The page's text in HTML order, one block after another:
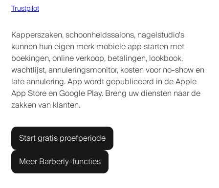
Trustpilot
Kapperszaken, schoonheidssalons, nagelstudio's
kunnen hun eigen merk mobiele app starten met
boekingen, online verkoop, betalingen, lookbook,
wachtlijst, annuleringsmonitor, kosten voor no-show en
late annulering. App wordt gepubliceerd in de Apple
App Store en Google Play. Breng uw diensten naar de
zakken van klanten.
Start gratis proefperiode
Meer Barberly-functies